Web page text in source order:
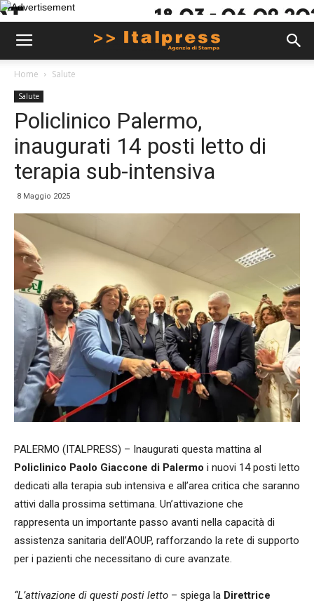
Home Salute
Salute
Policlinico Palermo,
inaugurati 14 posti letto di
terapia sub-intensiva
8 Maggio 2025
PALERMO (ITALPRESS) – Inaugurati questa mattina al
Policlinico Paolo Giaccone di Palermo i nuovi 14 posti letto
dedicati alla terapia sub intensiva e all’area critica che saranno
attivi dalla prossima settimana. Un’attivazione che
rappresenta un importante passo avanti nella capacità di
assistenza sanitaria dell’AOUP, rafforzando la rete di supporto
per i pazienti che necessitano di cure avanzate.
“L’attivazione di questi posti letto – spiega la Direttrice